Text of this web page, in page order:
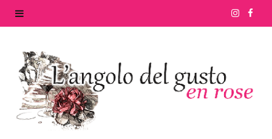
I
t e